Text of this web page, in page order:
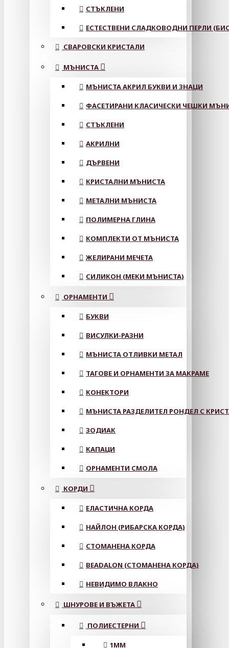
СТЪКЛЕНИ
ЕСТЕСТВЕНИ СЛАДКОВОДНИ ПЕРЛИ
СВАРОВСКИ КРИСТАЛИ
МЪНИСТА
МЪНИСТА АКРИЛ БУКВИ И ЗНАЦИ
ФАСЕТИРАНИ КЛАСИЧЕСКИ ЧЕШКИ
СТЪКЛЕНИ
АКРИЛНИ
ДЪРВЕНИ
КРИСТАЛНИ МЪНИСТА
МЕТАЛНИ МЪНИСТА
ПОЛИМЕРНА ГЛИНА
КОМПЛЕКТИ ОТ МЪНИСТА
ЖЕЛИРАНИ МЕЧЕТА
СИЛИКОН (МЕКИ МЪНИСТА)
ОРНАМЕНТИ
БУКВИ
ВИСУЛКИ-РАЗНИ
МЪНИСТА ОТЛИВКИ МЕТАЛ
ТАГОВЕ И ОРНАМЕНТИ ЗА МАКРАМЕ
КОНЕКТОРИ
МЪНИСТА РАЗДЕЛИТЕЛ РОНДЕЛ С
ЗОДИАК
КАПАЦИ
ОРНАМЕНТИ СМОЛА
КОРДИ
ЕЛАСТИЧНА КОРДА
НАЙЛОН (РИБАРСКА КОРДА)
СТОМАНЕНА КОРДА
BEADALON (СТОМАНЕНА КОРДА)
НЕВИДИМО ВЛАКНО
ШНУРОВЕ И ВЪЖЕТА
ПОЛИЕСТЕРНИ
1ММ